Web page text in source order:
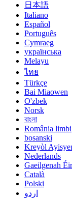
日本語
Italiano
Español
Português
Cymraeg
українська
Melayu
ไทย
Türkçe
Bai Miaowen
O'zbek
Norsk
বাংলা
România limbi
bosanski
Kreyòl
Nederlands
Gaeilgenah
Català
Polski
اردو